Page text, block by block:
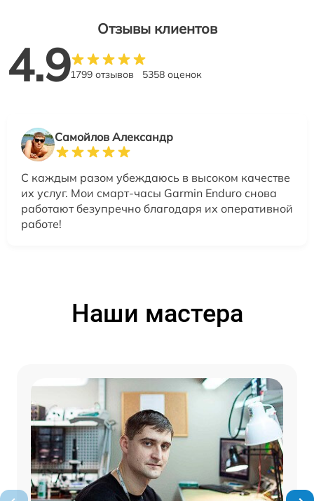
Отзывы клиентов
4.91799 отзывов 5358 оценок
Самойлов Александр
С каждым разом убеждаюсь в высоком качестве
их услуг. Мои смарт-часы Garmin Enduro снова
работают безупречно благодаря их оперативной
работе!
Наши мастера